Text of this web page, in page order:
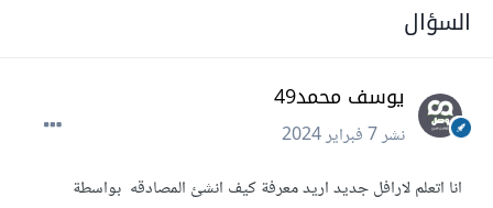
السؤال
يوسف محمد49
نشر7 فبراير 2024
انا اتعلم لارافل جديد اريد معرفة كيف انشئ المصادقه بواسطة